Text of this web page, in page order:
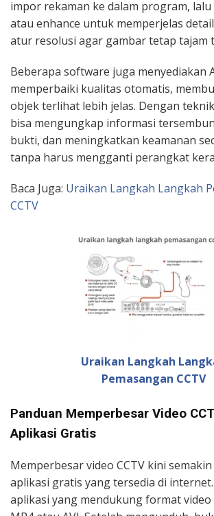
impor rekaman ke dalam program,
atau enhance untuk memperjelas
atur resolusi agar gambar tetap tajam
Beberapa software juga menyediakan
memperbaiki kualitas otomatis,
objek terlihat lebih jelas. Dengan
bisa mengungkap informasi
bukti, dan meningkatkan keamanan
tanpa harus mengganti perangkat
Baca Juga: Uraikan Langkah Langkah
CCTV
Uraikan Langkah
Pemasangan CCTV
Panduan Memperbesar Video
Aplikasi Gratis
Memperbesar video CCTV kini
aplikasi gratis yang tersedia di
aplikasi yang mendukung format video